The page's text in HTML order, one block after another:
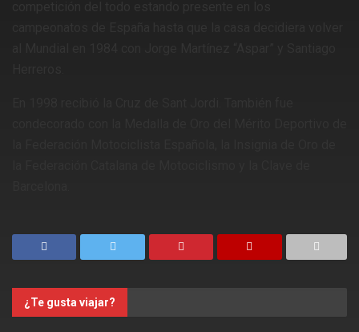
¿Te gusta viajar?